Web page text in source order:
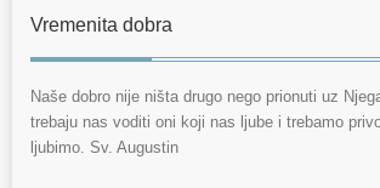
Vremenita dobra
Naše dobro nije ništa drugo nego prionuti uz
trebaju nas voditi oni koji nas ljube i trebamo
ljubimo. Sv. Augustin